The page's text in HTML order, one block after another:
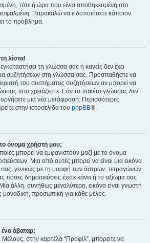
τότε ή ώρα που είναι αποθηκευμένη στο
εσφαλμένη. Παρακαλώ να ειδοποιήσετε κάποιον
το πρόβλημα.
λίστα!
εγκαταστήσει τη γλώσσα σας ή κανείς δεν έχει
συζητήσεων στη γλώσσα σας. Προσπαθήστε να
του συστήματος συζητήσεων αν μπορεί να
που χρειάζεστε. Εάν το πακέτο γλώσσας δεν
μια νέα μετάφραση. Περισσότερες
στην ιστοσελίδα του phpBB®.
όνομα χρήστη μου;
μπορεί να εμφανιστούν μαζί με το όνομα
Μια από αυτές μπορεί να είναι μια εικόνα
σας, γενικώς με τη μορφή των άστρων, τετραγώνων
πόσες δημοσιεύσεις έχετε κάνει ή το αξίωμα σας
άλλη, συνήθως μεγαλύτερη, εικόνα είναι γνωστή
μοναδική, προσωπική για κάθε μέλος.
άβαταρ;
στην καρτέλα “Προφίλ”, μπορείτε να